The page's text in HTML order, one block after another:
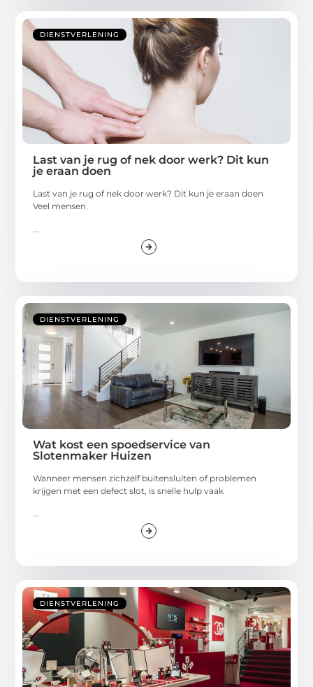
DIENSTVERLENING
Last van je rug of nek door werk? Dit kun
je eraan doen
Last van je rug of nek door werk? Dit kun je eraan doen
Veel mensen
DIENSTVERLENING
Wat kost een spoedservice van
Slotenmaker Huizen
Wanneer mensen zichzelf buitensluiten of problemen
krijgen met een defect slot, is snelle hulp vaak
DIENSTVERLENING